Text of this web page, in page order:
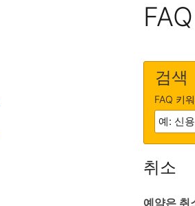
FAQ
검색
FAQ 키
취소
예약은 취